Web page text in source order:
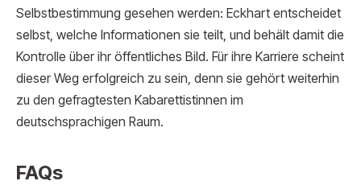
Selbstbestimmung gesehen werden: Eckhart entscheidet
selbst, welche Informationen sie teilt, und behält damit die
Kontrolle über ihr öffentliches Bild. Für ihre Karriere scheint
dieser Weg erfolgreich zu sein, denn sie gehört weiterhin
zu den gefragtesten Kabarettistinnen im
deutschsprachigen Raum.
FAQs